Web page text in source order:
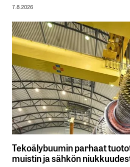
7.8.2026
Tekoälybuumin parhaat
muistin ja sähkön